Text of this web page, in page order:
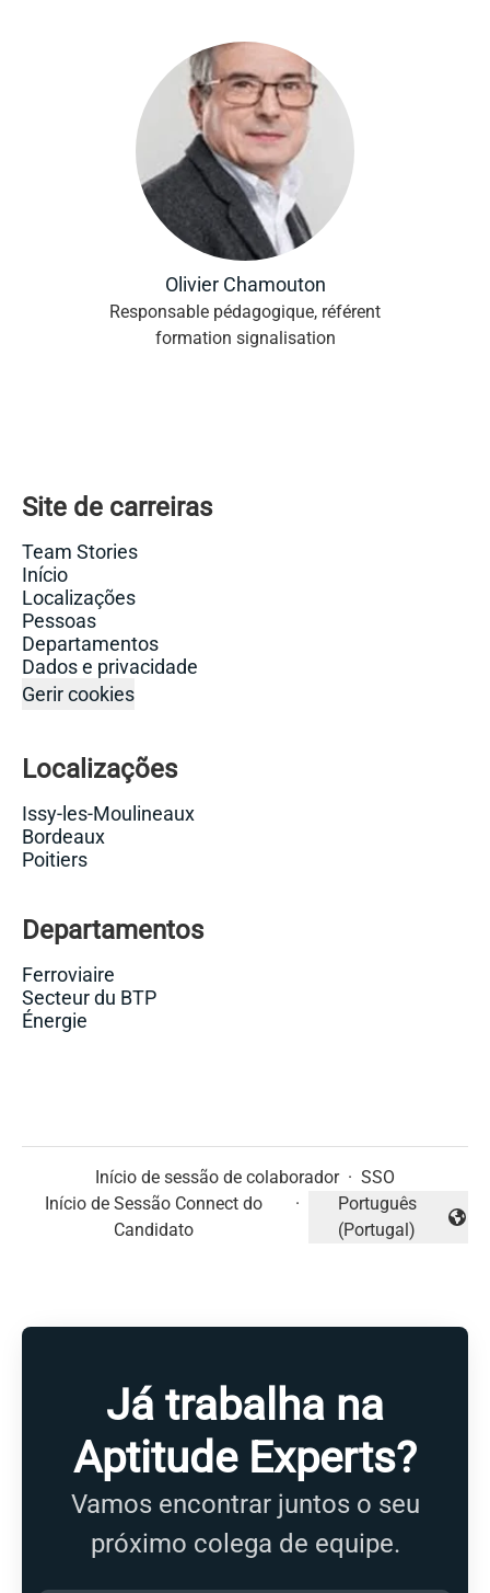
Olivier Chamouton
Responsable pédagogique, référent
formation signalisation
Site de carreiras
Team Stories
Início
Localizações
Pessoas
Departamentos
Dados e privacidade
Gerir cookies
Localizações
Issy-les-Moulineaux
Bordeaux
Poitiers
Departamentos
Ferroviaire
Secteur du BTP
Énergie
Início de sessão de colaborador · SSO
Início de Sessão Connect do
Candidato
·
Alterar idioma
Português
(Portugal)
Já trabalha na
Aptitude Experts?
Vamos encontrar juntos o seu
próximo colega de equipe.